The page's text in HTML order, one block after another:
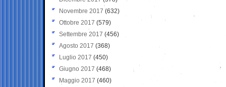
Novembre 2017 (632)
Ottobre 2017 (579)
Settembre 2017 (456)
Agosto 2017 (368)
Luglio 2017 (450)
Giugno 2017 (468)
Maggio 2017 (460)